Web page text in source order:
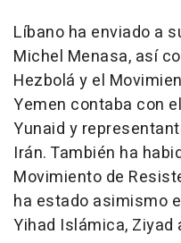
Líbano ha enviado a
Michel Menasa, así
Hezbolá y el
Yemen contaba con
Yunaid y
Irán. También ha
Movimiento de
ha estado asimismo
Yihad Islámica, Ziyad